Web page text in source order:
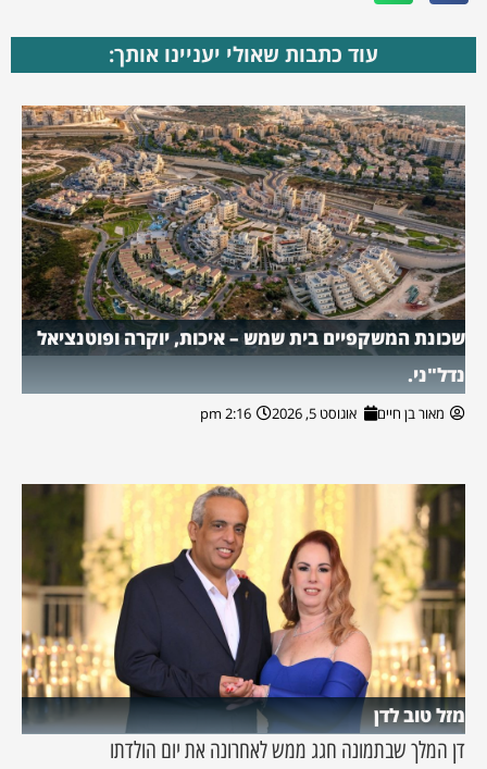
עוד כתבות שאולי יעניינו אותך:
שכונת המשקפיים בית שמש – איכות, יוקרה ופוטנציאל
נדל"ני.
מאור בן חיים אוגוסט 5, 2026 2:16 pm
מזל טוב לדן
דן המלך שבתמונה חגג ממש לאחרונה את יום הולדתו